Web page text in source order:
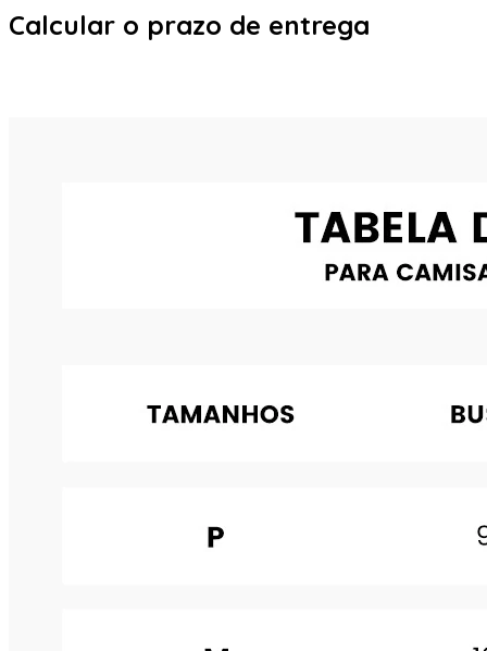
Calcular o prazo de entrega